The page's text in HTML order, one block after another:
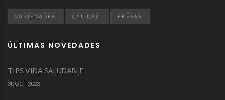
VARIEDADES CALIDAD FRESAS
ÚLTIMAS NOVEDADES
TIPS VIDA SALUDABLE
30 OCT 2023